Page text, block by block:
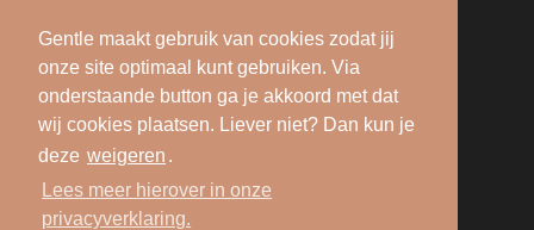
Gentle maakt gebruik van cookies zodat jij
onze site optimaal kunt gebruiken. Via
onderstaande button ga je akkoord met dat
wij cookies plaatsen. Liever niet? Dan kun je
deze weigeren .
Lees meer hierover in onze
privacyverklaring.
Alle rechten voorbehouden — 2026 © Gentle
Oisterwijk |Algemene voorwaarden